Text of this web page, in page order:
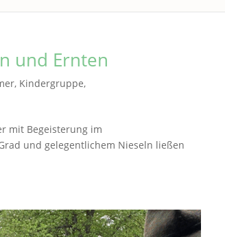
und Ernten
, Kindergruppe,
mit Begeisterung im
und gelegentlichem Nieseln ließen